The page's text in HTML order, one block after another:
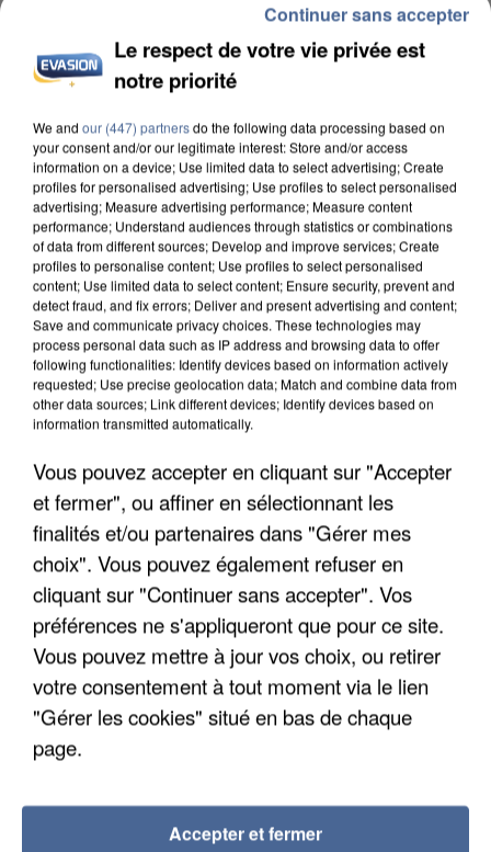
INCENDIES : L’ÎLE-DE-FRANCE LANCE UN ÉLAN
DE SOLIDARITÉ AVEC LES...
APRÈS TOUTES CES CANICULES, LES REFUGES
DE FAUNE SAUVAGE SONT...
Le respect de votre vie privée est
notre priorité
We and our (447) partnersdo the following data processing based on
your consent and/or our legitimate interest: Store and/or access
information on a device; Use limited data to select advertising; Create
profiles for personalised advertising; Use profiles to select personalised
advertising; Measure advertising performance; Measure content
performance; Understand audiences through statistics or combinations
of data from different sources; Develop and improve services; Create
profiles to personalise content; Use profiles to select personalised
content; Use limited data to select content; Ensure security, prevent and
detect fraud, and fix errors; Deliver and present advertising and content;
Save and communicate privacy choices. These technologies may
process personal data such as IP address and browsing data to offer
following functionalities: Identify devices based on information actively
requested; Use precise geolocation data; Match and combine data from
other data sources; Link different devices; Identify devices based on
information transmitted automatically.
Vous pouvez accepter en cliquant sur "Accepter
et fermer", ou affiner en sélectionnant les
finalités et/ou partenaires dans "Gérer mes
choix". Vous pouvez également refuser en
cliquant sur "Continuer sans accepter". Vos
préférences ne s'appliqueront que pour ce site.
Vous pouvez mettre à jour vos choix, ou retirer
votre consentement à tout moment via le lien
"Gérer les cookies" situé en bas de chaque
page.
Accepter et fermer
Continuer sans accepter